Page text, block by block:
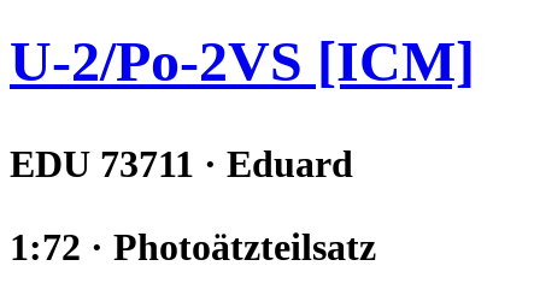
U-2/Po-2VS [ICM]
EDU 73711 · Eduard
1:72 · Photoätzteilsatz